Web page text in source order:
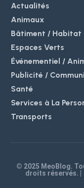
Actualités
Animaux
Bâtiment / Habitat
Espaces Verts
Événementiel /
Publicité /
Santé
Services à La
Transports
© 2025 MeoBlog.
droits réservés. |